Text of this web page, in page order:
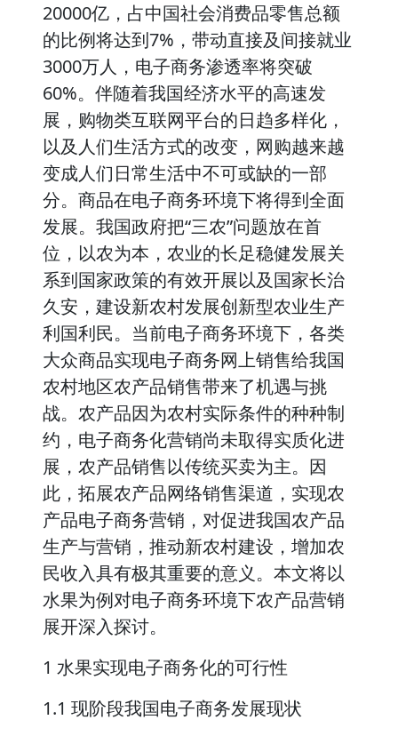
20000亿，占中国社会消费品零售总额
的比例将达到7%，带动直接及间接就业
3000万人，电子商务渗透率将突破
60%。伴随着我国经济水平的高速发
展，购物类互联网平台的日趋多样化，
以及人们生活方式的改变，网购越来越
变成人们日常生活中不可或缺的一部
分。商品在电子商务环境下将得到全面
发展。我国政府把“三农”问题放在首
位，以农为本，农业的长足稳健发展关
系到国家政策的有效开展以及国家长治
久安，建设新农村发展创新型农业生产
利国利民。当前电子商务环境下，各类
大众商品实现电子商务网上销售给我国
农村地区农产品销售带来了机遇与挑
战。农产品因为农村实际条件的种种制
约，电子商务化营销尚未取得实质化进
展，农产品销售以传统买卖为主。因
此，拓展农产品网络销售渠道，实现农
产品电子商务营销，对促进我国农产品
生产与营销，推动新农村建设，增加农
民收入具有极其重要的意义。本文将以
水果为例对电子商务环境下农产品营销
展开深入探讨。
1 水果实现电子商务化的可行性
1.1 现阶段我国电子商务发展现状